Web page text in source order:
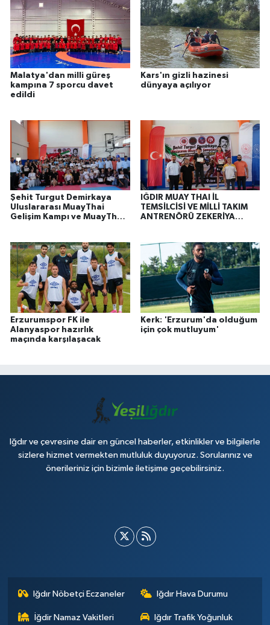
Malatya'dan milli güreş
kampına 7 sporcu davet
edildi
Kars'ın gizli hazinesi
dünyaya açılıyor
Şehit Turgut Demirkaya
Uluslararası MuayThai
Gelişim Kampı ve MuayThai
IĞDIR MUAY THAI İL
TEMSİLCİSİ VE MİLLİ TAKIM
ANTRENÖRÜ ZEKERİYA
Erzurumspor FK ile
Alanyaspor hazırlık
maçında karşılaşacak
Kerk: 'Erzurum'da olduğum
için çok mutluyum'
Iğdır ve çevresine dair en güncel haberler, etkinlikler ve bilgilerle
sizlere hizmet vermekten mutluluk duyuyoruz. Sorularınız ve
önerileriniz için bizimle iletişime geçebilirsiniz.
Iğdır Nöbetçi Eczaneler Iğdır Hava Durumu
İğdir Namaz Vakitleri Iğdır Trafik Yoğunluk